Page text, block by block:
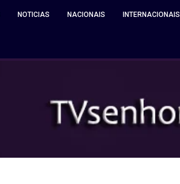
NOTICIAS NACIONAIS INTERNACIONAIS